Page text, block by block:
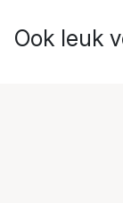
Ook leuk